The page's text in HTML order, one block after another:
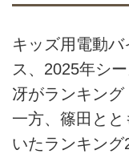
キッズ用電動
ス、2025年シ
冴がランキング
一方、篠田と
いたランキン